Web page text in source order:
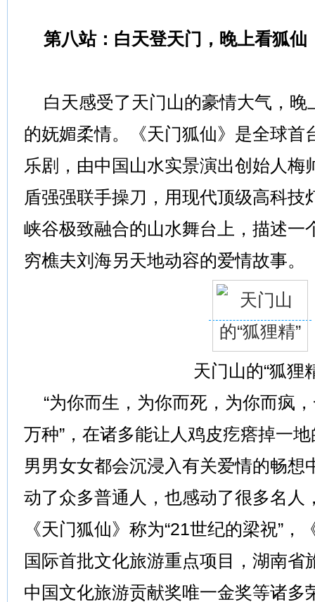
第八站：白天登天门，晚上看狐仙
白天感受了天门山的豪情大气，晚
的妩媚柔情。《天门狐仙》是全球首
乐剧，由中国山水实景演出创始人梅
盾强强联手操刀，用现代顶级高科技
峡谷极致融合的山水舞台上，描述一
穷樵夫刘海另天地动容的爱情故事。
天门山的“狐狸
“为你而生，为你而死，为你而疯
万种”，在诸多能让人鸡皮疙瘩掉一
男男女女都会沉浸入有关爱情的畅想
动了众多普通人，也感动了很多名人
《天门狐仙》称为“21世纪的梁祝”
国际首批文化旅游重点项目，湖南省
中国文化旅游贡献奖唯一金奖等诸多